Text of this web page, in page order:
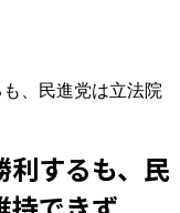
、民進党は立法院
するも、民